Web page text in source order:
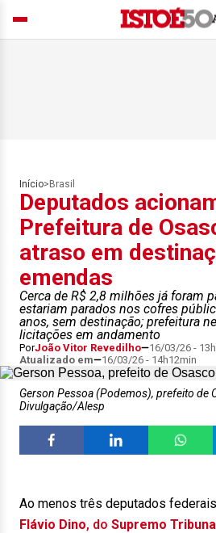
Início> Brasil
Deputados
Prefeitura de
atraso em
emendas
Cerca de R$ 2,8 milhões já foram
estariam parados nos cofres
anos, sem destinação; prefeitura
licitações em andamento
PorJoão Vitor Revedilho 16/03/26 -
Atualizado em
16/03/26 - 14h12min
Gerson Pessoa (Podemos), prefeito de
Divulgação/Alesp
Ao menos três deputados
Flávio Dino, do Supremo